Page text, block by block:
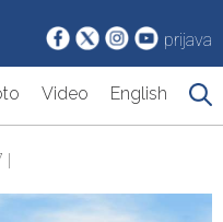
prijava
Video English
|